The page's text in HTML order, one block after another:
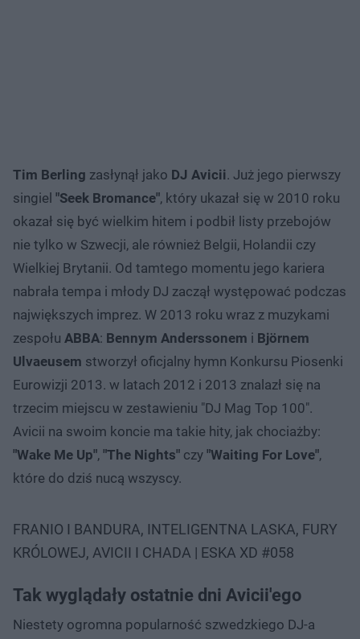
Tim Berling zasłynął jako DJ Avicii. Już jego pierwszy
singiel "Seek Bromance", który ukazał się w 2010 roku
okazał się być wielkim hitem i podbił listy przebojów
nie tylko w Szwecji, ale również Belgii, Holandii czy
Wielkiej Brytanii. Od tamtego momentu jego kariera
nabrała tempa i młody DJ zaczął występować podczas
największych imprez. W 2013 roku wraz z muzykami
zespołu ABBA: Bennym Anderssonem i Björnem
Ulvaeusem stworzył oficjalny hymn Konkursu Piosenki
Eurowizji 2013. w latach 2012 i 2013 znalazł się na
trzecim miejscu w zestawieniu "DJ Mag Top 100".
Avicii na swoim koncie ma takie hity, jak chociażby:
"Wake Me Up", "The Nights" czy "Waiting For Love",
które do dziś nucą wszyscy.
FRANIO I BANDURA, INTELIGENTNA LASKA, FURY
KRÓLOWEJ, AVICII I CHADA | ESKA XD #058
Tak wyglądały ostatnie dni Avicii'ego
Niestety ogromna popularność szwedzkiego DJ-a